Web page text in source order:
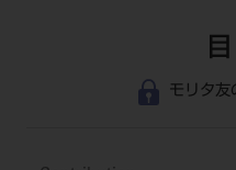
モリタ友